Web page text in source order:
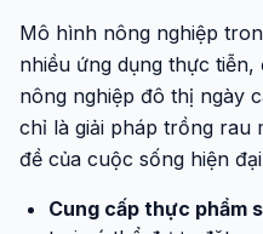
Mô hình nông nghiệp
nhiều ứng dụng thực
nông nghiệp đô thị ngày
chỉ là giải pháp trồng rau
đề của cuộc sống hiện
Cung cấp thực phẩm